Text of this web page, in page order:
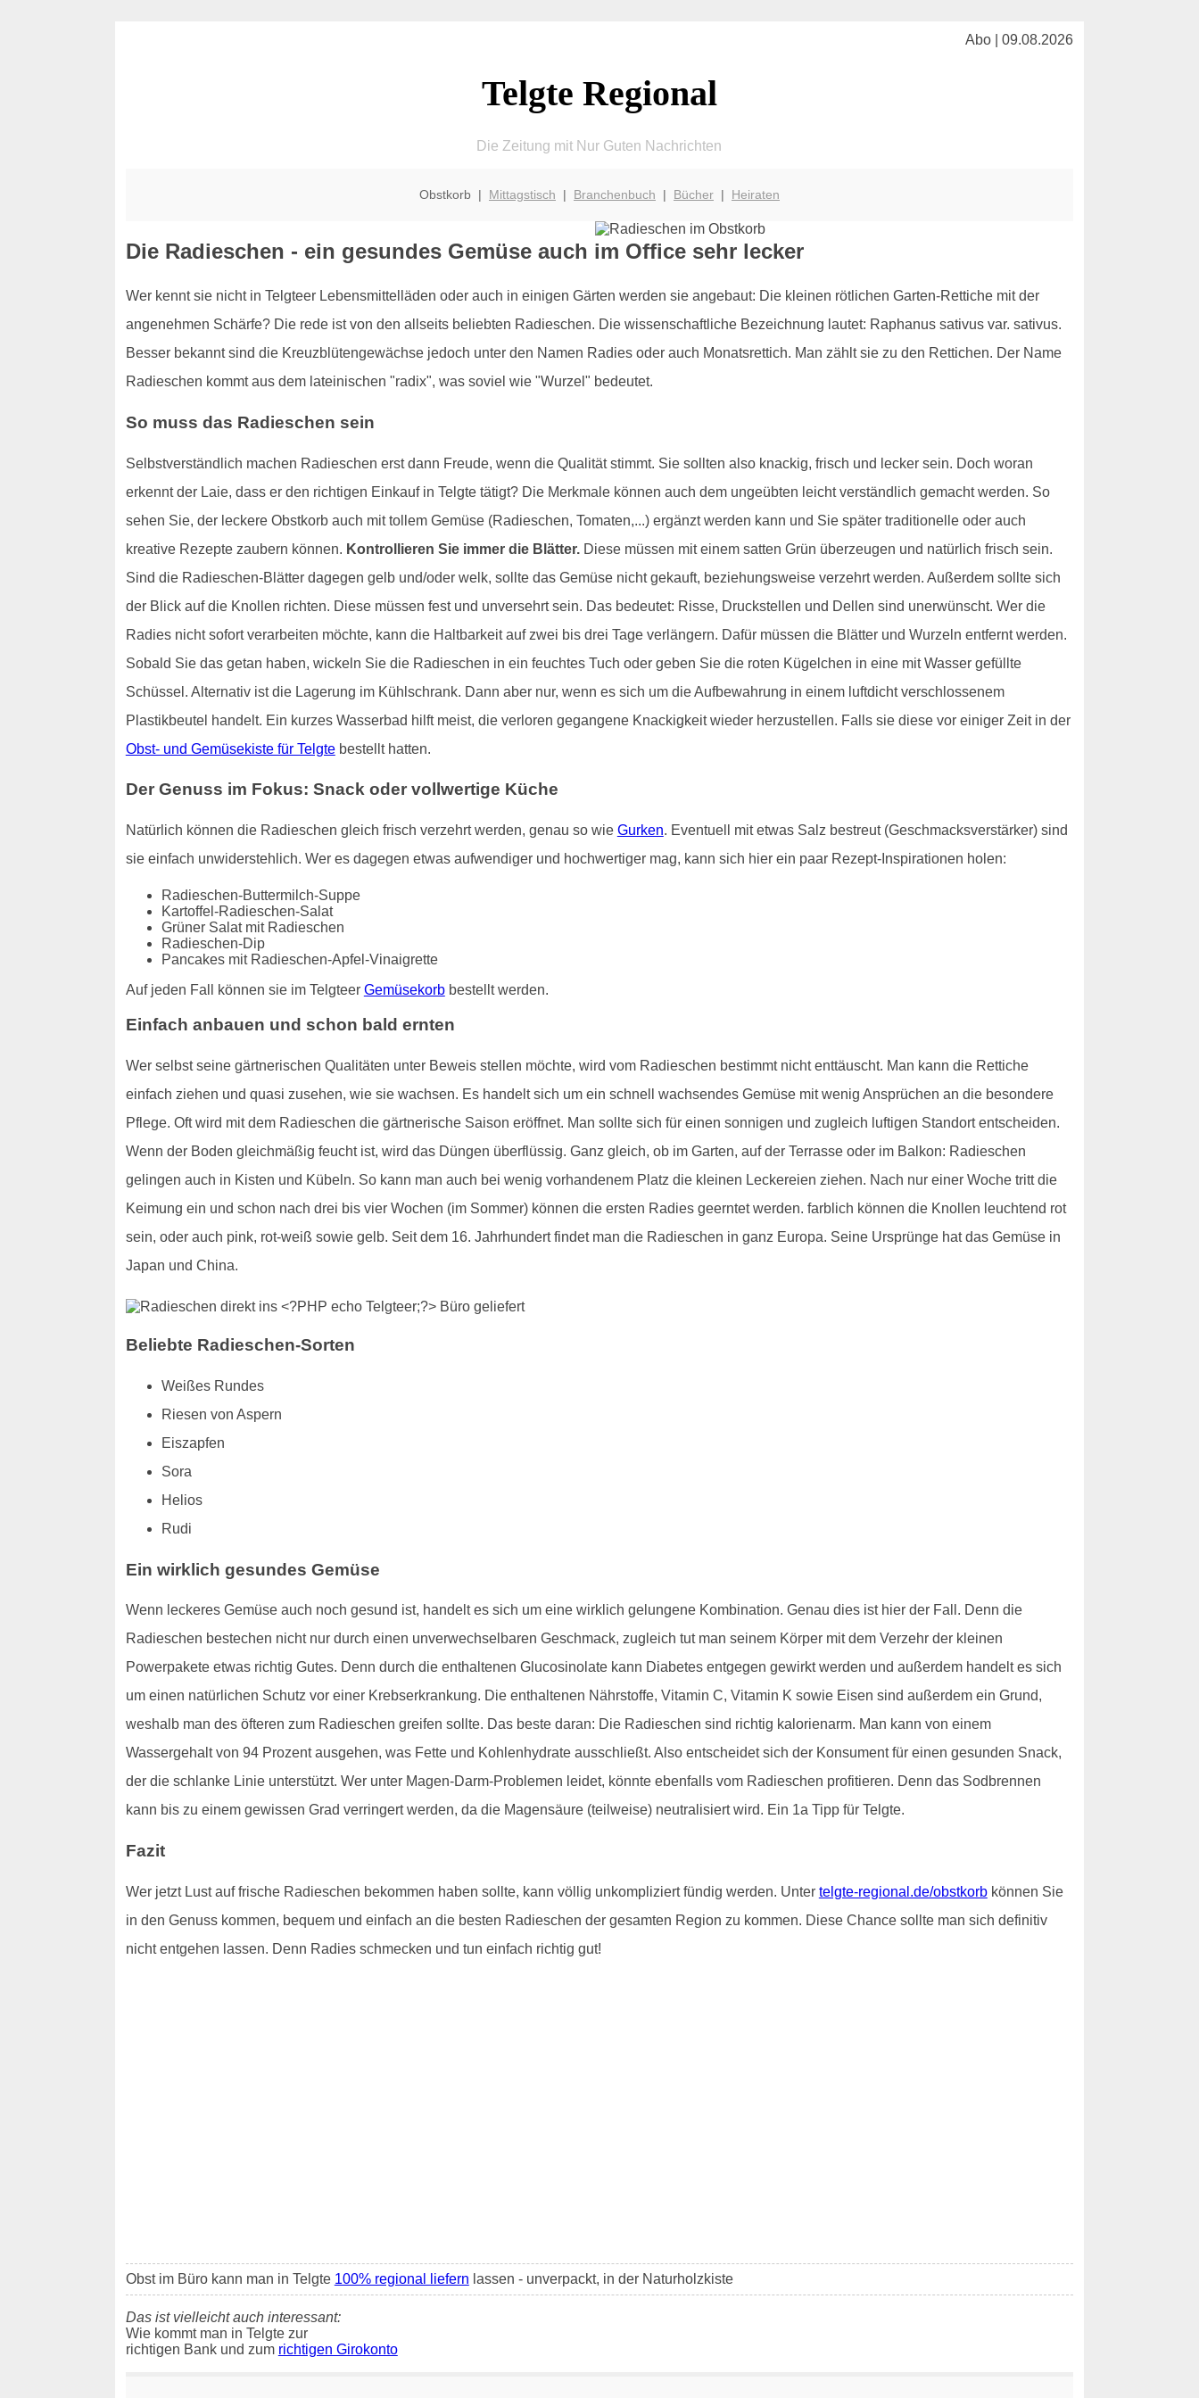
Abo | 09.08.2026
Telgte Regional
Die Zeitung mit Nur Guten Nachrichten
Obstkorb | Mittagstisch | Branchenbuch | Bücher| Heiraten
Die Radieschen - ein gesundes Gemüse auch im Office sehr lecker
Wer kennt sie nicht in Telgteer Lebensmittelläden oder auch in einigen Gärten werden sie angebaut: Die kleinen rötlichen Garten-Rettiche mit der
angenehmen Schärfe? Die rede ist von den allseits beliebten Radieschen. Die wissenschaftliche Bezeichnung lautet: Raphanus sativus var. sativus.
Besser bekannt sind die Kreuzblütengewächse jedoch unter den Namen Radies oder auch Monatsrettich. Man zählt sie zu den Rettichen. Der Name
Radieschen kommt aus dem lateinischen "radix", was soviel wie "Wurzel" bedeutet.
So muss das Radieschen sein
Selbstverständlich machen Radieschen erst dann Freude, wenn die Qualität stimmt. Sie sollten also knackig, frisch und lecker sein. Doch woran
erkennt der Laie, dass er den richtigen Einkauf in Telgte tätigt? Die Merkmale können auch dem ungeübten leicht verständlich gemacht werden. So
sehen Sie, der leckere Obstkorb auch mit tollem Gemüse (Radieschen, Tomaten,...) ergänzt werden kann und Sie später traditionelle oder auch
kreative Rezepte zaubern können. Kontrollieren Sie immer die Blätter.Diese müssen mit einem satten Grün überzeugen und natürlich frisch sein.
Sind die Radieschen-Blätter dagegen gelb und/oder welk, sollte das Gemüse nicht gekauft, beziehungsweise verzehrt werden. Außerdem sollte sich
der Blick auf die Knollen richten. Diese müssen fest und unversehrt sein. Das bedeutet: Risse, Druckstellen und Dellen sind unerwünscht. Wer die
Radies nicht sofort verarbeiten möchte, kann die Haltbarkeit auf zwei bis drei Tage verlängern. Dafür müssen die Blätter und Wurzeln entfernt werden.
Sobald Sie das getan haben, wickeln Sie die Radieschen in ein feuchtes Tuch oder geben Sie die roten Kügelchen in eine mit Wasser gefüllte
Schüssel. Alternativ ist die Lagerung im Kühlschrank. Dann aber nur, wenn es sich um die Aufbewahrung in einem luftdicht verschlossenem
Plastikbeutel handelt. Ein kurzes Wasserbad hilft meist, die verloren gegangene Knackigkeit wieder herzustellen. Falls sie diese vor einiger Zeit in der
Obst- und Gemüsekiste für Telgtebestellt hatten.
Der Genuss im Fokus: Snack oder vollwertige Küche
Natürlich können die Radieschen gleich frisch verzehrt werden, genau so wie Gurken. Eventuell mit etwas Salz bestreut (Geschmacksverstärker) sind
sie einfach unwiderstehlich. Wer es dagegen etwas aufwendiger und hochwertiger mag, kann sich hier ein paar Rezept-Inspirationen holen:
Radieschen-Buttermilch-Suppe
Kartoffel-Radieschen-Salat
Grüner Salat mit Radieschen
Radieschen-Dip
Pancakes mit Radieschen-Apfel-Vinaigrette
Auf jeden Fall können sie im Telgteer Gemüsekorbbestellt werden.
Einfach anbauen und schon bald ernten
Wer selbst seine gärtnerischen Qualitäten unter Beweis stellen möchte, wird vom Radieschen bestimmt nicht enttäuscht. Man kann die Rettiche
einfach ziehen und quasi zusehen, wie sie wachsen. Es handelt sich um ein schnell wachsendes Gemüse mit wenig Ansprüchen an die besondere
Pflege. Oft wird mit dem Radieschen die gärtnerische Saison eröffnet. Man sollte sich für einen sonnigen und zugleich luftigen Standort entscheiden.
Wenn der Boden gleichmäßig feucht ist, wird das Düngen überflüssig. Ganz gleich, ob im Garten, auf der Terrasse oder im Balkon: Radieschen
gelingen auch in Kisten und Kübeln. So kann man auch bei wenig vorhandenem Platz die kleinen Leckereien ziehen. Nach nur einer Woche tritt die
Keimung ein und schon nach drei bis vier Wochen (im Sommer) können die ersten Radies geerntet werden. farblich können die Knollen leuchtend rot
sein, oder auch pink, rot-weiß sowie gelb. Seit dem 16. Jahrhundert findet man die Radieschen in ganz Europa. Seine Ursprünge hat das Gemüse in
Japan und China.
Beliebte Radieschen-Sorten
Weißes Rundes
Riesen von Aspern
Eiszapfen
Sora
Helios
Rudi
Ein wirklich gesundes Gemüse
Wenn leckeres Gemüse auch noch gesund ist, handelt es sich um eine wirklich gelungene Kombination. Genau dies ist hier der Fall. Denn die
Radieschen bestechen nicht nur durch einen unverwechselbaren Geschmack, zugleich tut man seinem Körper mit dem Verzehr der kleinen
Powerpakete etwas richtig Gutes. Denn durch die enthaltenen Glucosinolate kann Diabetes entgegen gewirkt werden und außerdem handelt es sich
um einen natürlichen Schutz vor einer Krebserkrankung. Die enthaltenen Nährstoffe, Vitamin C, Vitamin K sowie Eisen sind außerdem ein Grund,
weshalb man des öfteren zum Radieschen greifen sollte. Das beste daran: Die Radieschen sind richtig kalorienarm. Man kann von einem
Wassergehalt von 94 Prozent ausgehen, was Fette und Kohlenhydrate ausschließt. Also entscheidet sich der Konsument für einen gesunden Snack,
der die schlanke Linie unterstützt. Wer unter Magen-Darm-Problemen leidet, könnte ebenfalls vom Radieschen profitieren. Denn das Sodbrennen
kann bis zu einem gewissen Grad verringert werden, da die Magensäure (teilweise) neutralisiert wird. Ein 1a Tipp für Telgte.
Fazit
Wer jetzt Lust auf frische Radieschen bekommen haben sollte, kann völlig unkompliziert fündig werden. Unter telgte-regional.de/obstkorbkönnen Sie
in den Genuss kommen, bequem und einfach an die besten Radieschen der gesamten Region zu kommen. Diese Chance sollte man sich definitiv
nicht entgehen lassen. Denn Radies schmecken und tun einfach richtig gut!
Obst im Büro kann man in Telgte 100% regional liefern lassen - unverpackt, in der Naturholzkiste
Das ist vielleicht auch interessant:
Wie kommt man in Telgte zur
richtigen Bank und zum richtigen Girokonto